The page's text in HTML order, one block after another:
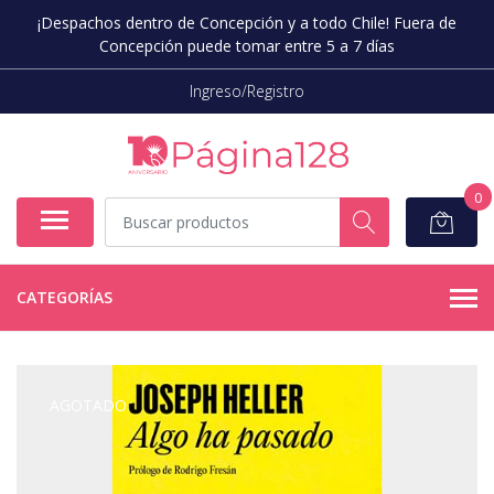
¡Despachos dentro de Concepción y a todo Chile! Fuera de
Concepción puede tomar entre 5 a 7 días
Ingreso/Registro
0
CATEGORÍAS
AGOTADO